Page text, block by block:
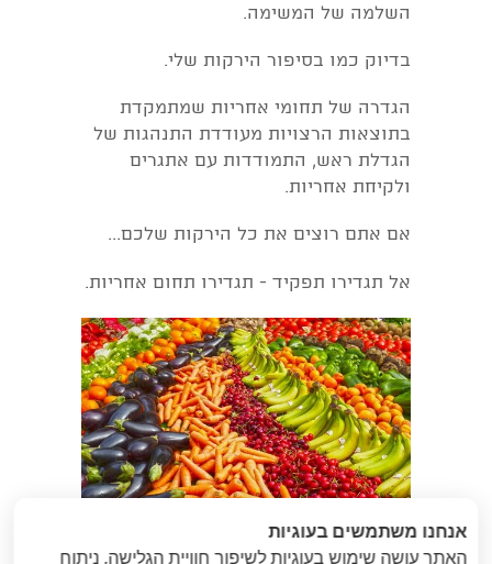
השלמה של המשימה.
בדיוק כמו בסיפור הירקות שלי.
הגדרה של תחומי אחריות שמתמקדת
בתוצאות הרצויות מעודדת התנהגות של
הגדלת ראש, התמודדות עם אתגרים
ולקיחת אחריות.
אם אתם רוצים את כל הירקות שלכם...
אל תגדירו תפקיד - תגדירו תחום אחריות.
אנחנו משתמשים בעוגיות
האתר עושה שימוש בעוגיות לשיפור חוויית הגלישה, ניתוח